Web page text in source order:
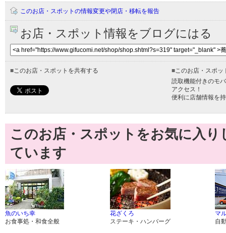
このお店・スポットの情報変更や閉店・移転を報告
お店・スポット情報をブログにはる
■このお店・スポットを共有する ■このお店・スポッ
読取機能付きのモ
アクセス！
便利に店舗情報を
このお店・スポットをお気に入
ています
魚のいち幸
お食事処・和食全般
花ざくろ
ステーキ・ハンバーグ
マ
自